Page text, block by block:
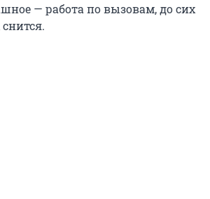
— работа по вызовам, до сих